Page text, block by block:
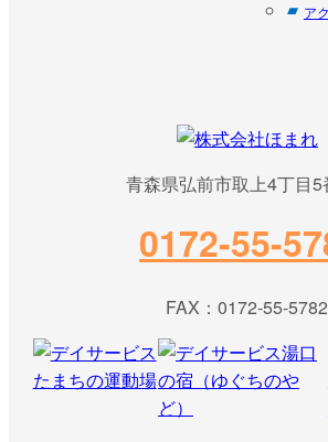
ア
青森県弘前市取上4丁目5
0172-55-
FAX：0172-55-5782